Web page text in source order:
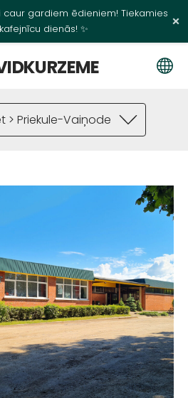
caur gardiem ēdieniem! Tiekamies
dienās! ✨
×
> Priekule-Vaiņode